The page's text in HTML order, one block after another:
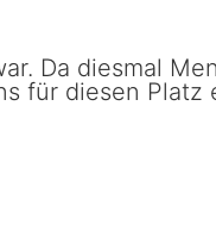
Da diesmal
für diesen Platz